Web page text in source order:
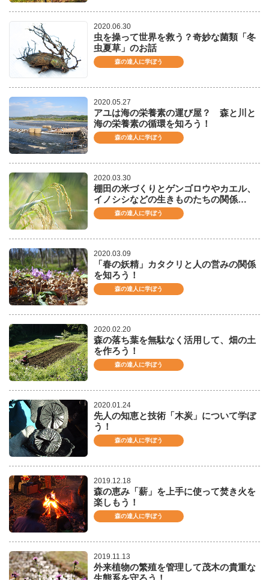
2020.06.30
虫を操って世界を救う？奇妙な菌類「冬
虫夏草」のお話
森の達人に学ぼう
2020.05.27
アユは海の栄養素の運び屋？ 森と川と
海の栄養素の循環を知ろう！
森の達人に学ぼう
2020.03.30
棚田の米づくりとゲンゴロウやカエル、
イノシシなどの生きものたちの関係…
森の達人に学ぼう
2020.03.09
「春の妖精」カタクリと人の営みの関係
を知ろう！
森の達人に学ぼう
2020.02.20
森の落ち葉を無駄なく活用して、畑の土
を作ろう！
森の達人に学ぼう
2020.01.24
先人の知恵と技術「木炭」について学ぼ
う！
森の達人に学ぼう
2019.12.18
森の恵み「薪」を上手に使って焚き火を
楽しもう！
森の達人に学ぼう
2019.11.13
外来植物の繁殖を管理して茂木の貴重な
生態系を守ろう！